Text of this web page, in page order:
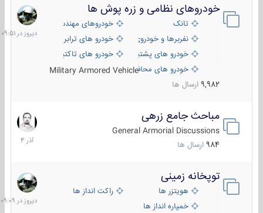
خودروهای نظامی و زره پوش ها
تانک
خودروهای مهندسی
نفربرها و خودروی های رزمی پیاده نظام
خودرو های ترابری نظامی
خودرو های پشتیبانی آتش ، شناسایی و ضد تانک
خودرو های تاکتیکی نظامی
خودرو های محافظت شدهMilitary Armored Vehicle
9,982 ارسال ها
دیروز
در
09:51
مباحث جامع زرهی
General Armorial Discussions
984 ارسال ها
7
آذر
1404
توپخانه زمینی
هویتزر ها
راکت انداز ها
خمپاره انداز ها
دیروز
در
09:09